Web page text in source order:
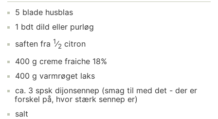
5 blade husblas
1 bdt dild eller purløg
saften fra 1⁄2 citron
400 g creme fraiche 18%
400 g varmrøget laks
ca. 3 spsk dijonsennep (smag til med det - der er
forskel på, hvor stærk sennep er)
salt